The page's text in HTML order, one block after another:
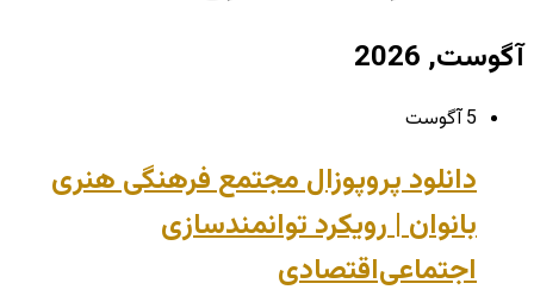
آگوست, 2026
5 آگوست
دانلود پروپوزال مجتمع فرهنگی‌ هنری
بانوان | رویکرد توانمندسازی
اجتماعی‌اقتصادی